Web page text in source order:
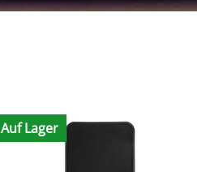
Auf Lager